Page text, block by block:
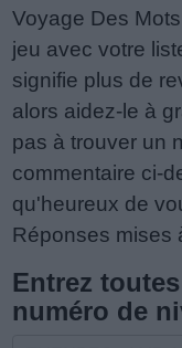
Voyage Des
jeu avec votre
signifie plus de
alors aidez-le à
pas à trouver un
commentaire ci-
qu'heureux de
Réponses mises
Entrez
numéro de